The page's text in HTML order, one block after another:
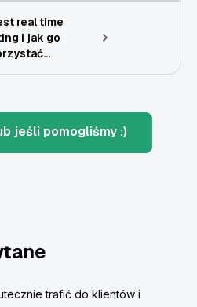
real time
i jak go
jeśli pomogliśmy :)
trafić do klientów i